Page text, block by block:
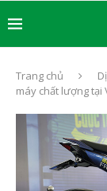
Trang chủ
máy chất lượng tại